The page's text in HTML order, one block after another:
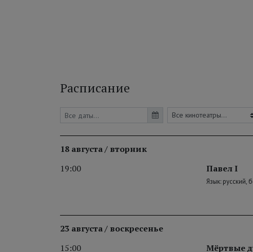
Расписание
18 августа / вторник
19:00
Павел I
Язык: русский,
23 августа / воскресенье
15:00
Мёртвые